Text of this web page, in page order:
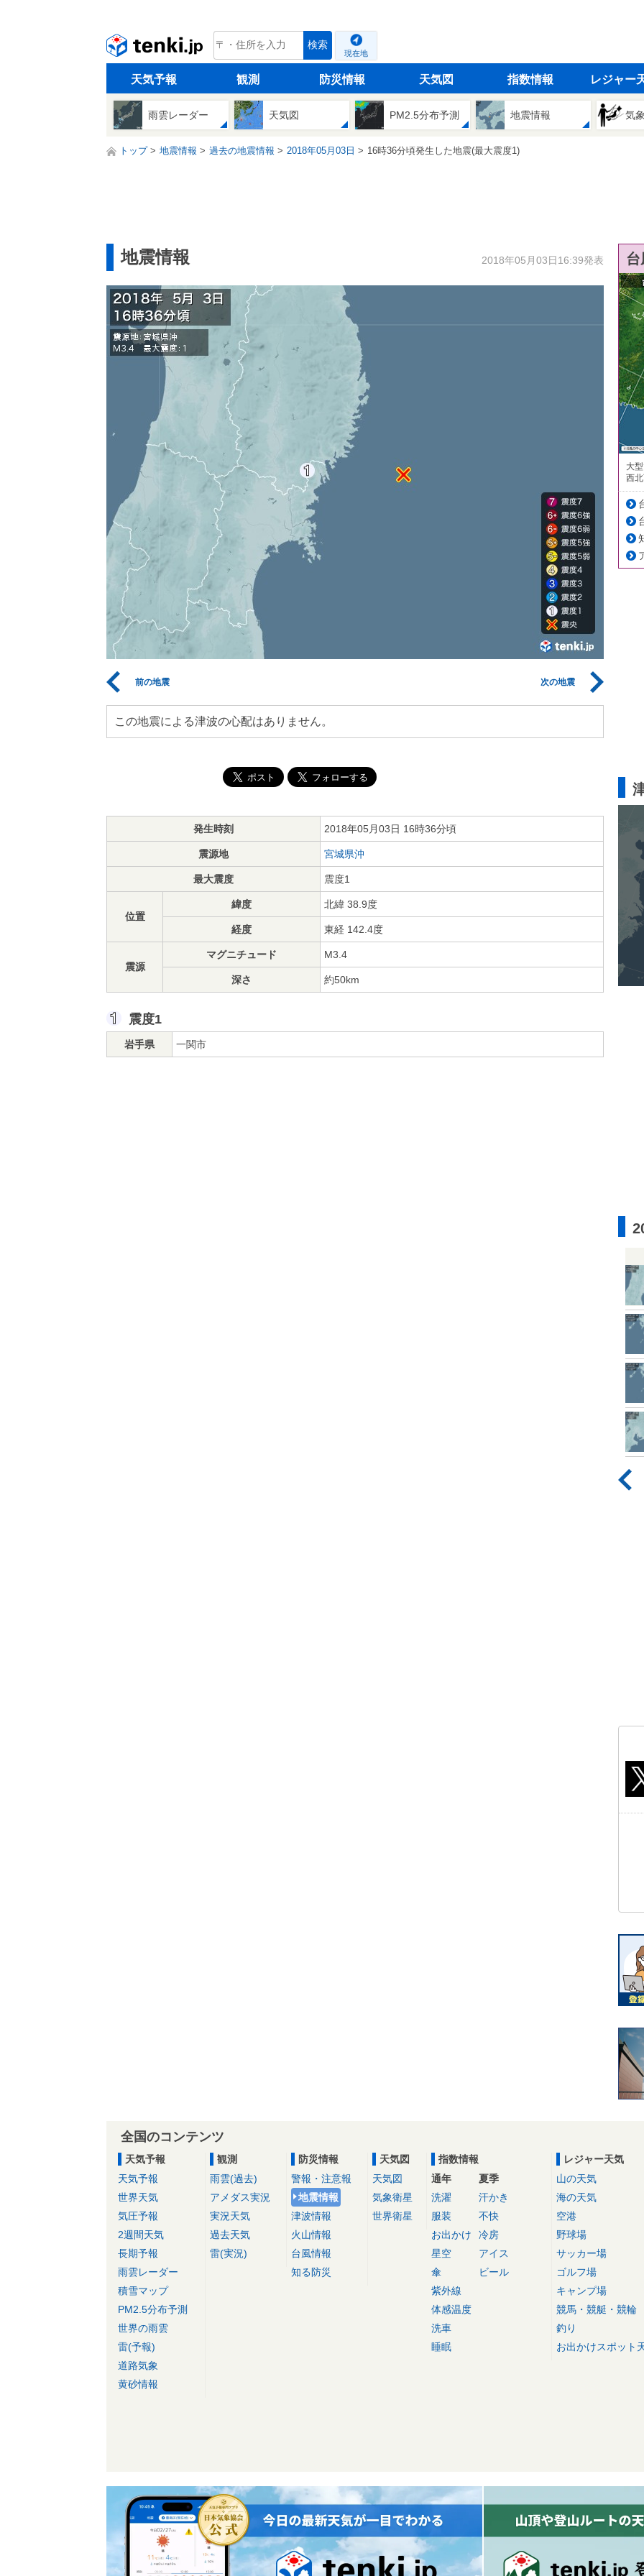
tenki.jp 検索
現在地
天気予報 観測 防災情報 天気図 指数情報 レジャー
雨雲レーダー 天気図 PM2.5分布予測 地震情報 気
トップ 地震情報 過去の地震情報 2018年05月03日 16時36分頃発生した地震(最大震度1)
地震情報 2018年05月03日16:39発表
前の地震 次の地震
この地震による津波の心配はありません。
発生時刻 2018年05月03日 16時36分頃
震源地 宮城県沖
最大震度 震度1
位置
緯度 北緯 38.9度
経度 東経 142.4度
震源
マグニチュード M3.4
深さ 約50km
震度1
岩手県 一関市
大
西
全国のコンテンツ
天気予報
天気予報
世界天気
気圧予報
2週間天気
長期予報
雨雲レーダー
積雪マップ
PM2.5分布予測
世界の雨雲
雷(予報)
道路気象
黄砂情報
観測
雨雲(過去)
アメダス実況
実況天気
過去天気
雷(実況)
防災情報
警報・注意報
地震情報
津波情報
火山情報
台風情報
知る防災
天気図
天気図
気象衛星
世界衛星
指数情報
通年
洗濯
服装
お出かけ
星空
傘
紫外線
体感温度
洗車
睡眠
夏季
汗かき
不快
冷房
アイス
ビール
レジャー天気
山の天気
海の天気
空港
野球場
サッカー場
ゴルフ場
キャンプ場
競馬・競艇・競輪
釣り
お出かけスポット